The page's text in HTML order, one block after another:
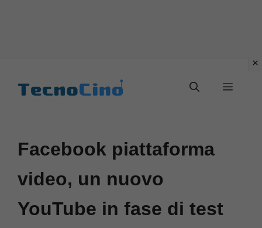
Menu
Facebook piattaforma
video, un nuovo
YouTube in fase di test